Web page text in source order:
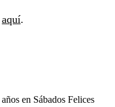
aquí.
en Sábados Felices